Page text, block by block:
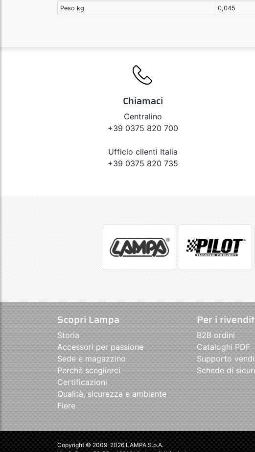
Peso kg
0,045
Chiamaci
Centralino
+39 0375 820 700
Ufficio clienti Italia
+39 0375 820 735
Scopri Lampa
Storia
Accessori per passione
Sede e magazzino
Perchè sceglierci
Certificazioni
Qualità, sicurezza e ambiente
Fiere
Per i
B2B ordini
Cataloghi PDF
Supporto
Schede di
Copyright © 2009-2026 LAMPA S.p.A.